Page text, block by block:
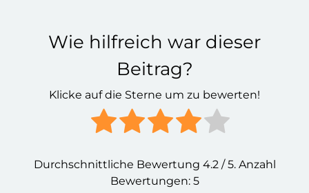
Wie hilfreich war dieser
Beitrag?
Klicke auf die Sterne um zu bewerten!
Durchschnittliche Bewertung 4.2/ 5. Anzahl
Bewertungen: 5